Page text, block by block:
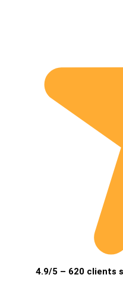
4.9/5 – 620 clients